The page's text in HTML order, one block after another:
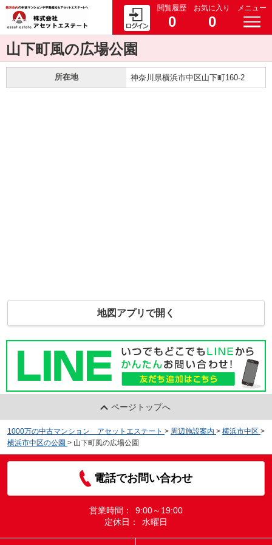
閲覧履歴
0
お気に入り
0
メニュー
山下町風の広場公園
所在地 神奈川県横浜市中区山下町160-2
地図アプリで開く
ページトップへ
1000万の中古マンション アセットエステート > 周辺施設案内 > 横浜市中区 >
横浜市中区の公園 > 山下町風の広場公園
電話でお問い合わせ
営業時間：
9:00～19:00
定休日：
水曜日